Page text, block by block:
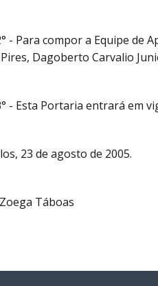
- Para compor a Equipe de
Dagoberto Carvalio
- Esta Portaria entrará em
23 de agosto de 2005.
Táboas